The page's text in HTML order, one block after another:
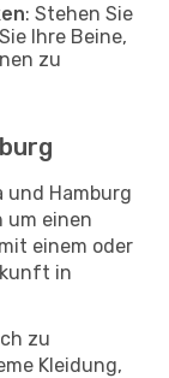
: Stehen Sie
Ihre Beine,
zu
und Hamburg
um einen
einem oder
in
zu
Kleidung,